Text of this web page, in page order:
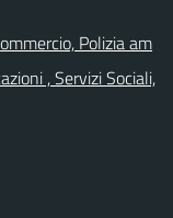
Polizia am
, Servizi Sociali,